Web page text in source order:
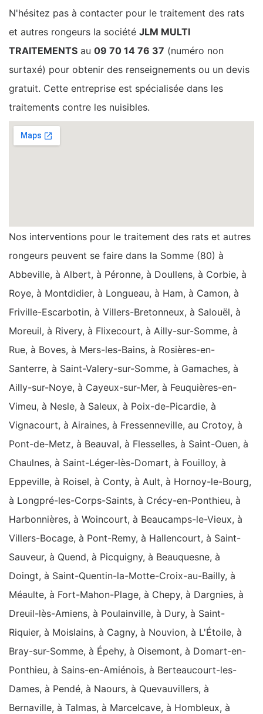
N'hésitez pas à contacter pour le traitement des rats
et autres rongeurs la société JLM MULTI
TRAITEMENTS au 09 70 14 76 37 (numéro non
surtaxé) pour obtenir des renseignements ou un devis
gratuit. Cette entreprise est spécialisée dans les
traitements contre les nuisibles.
Nos interventions pour le traitement des rats et autres
rongeurs peuvent se faire dans la Somme (80) à
Abbeville, à Albert, à Péronne, à Doullens, à Corbie, à
Roye, à Montdidier, à Longueau, à Ham, à Camon, à
Friville-Escarbotin, à Villers-Bretonneux, à Salouël, à
Moreuil, à Rivery, à Flixecourt, à Ailly-sur-Somme, à
Rue, à Boves, à Mers-les-Bains, à Rosières-en-
Santerre, à Saint-Valery-sur-Somme, à Gamaches, à
Ailly-sur-Noye, à Cayeux-sur-Mer, à Feuquières-en-
Vimeu, à Nesle, à Saleux, à Poix-de-Picardie, à
Vignacourt, à Airaines, à Fressenneville, au Crotoy, à
Pont-de-Metz, à Beauval, à Flesselles, à Saint-Ouen, à
Chaulnes, à Saint-Léger-lès-Domart, à Fouilloy, à
Eppeville, à Roisel, à Conty, à Ault, à Hornoy-le-Bourg,
à Longpré-les-Corps-Saints, à Crécy-en-Ponthieu, à
Harbonnières, à Woincourt, à Beaucamps-le-Vieux, à
Villers-Bocage, à Pont-Remy, à Hallencourt, à Saint-
Sauveur, à Quend, à Picquigny, à Beauquesne, à
Doingt, à Saint-Quentin-la-Motte-Croix-au-Bailly, à
Méaulte, à Fort-Mahon-Plage, à Chepy, à Dargnies, à
Dreuil-lès-Amiens, à Poulainville, à Dury, à Saint-
Riquier, à Moislains, à Cagny, à Nouvion, à L'Étoile, à
Bray-sur-Somme, à Épehy, à Oisemont, à Domart-en-
Ponthieu, à Sains-en-Amiénois, à Berteaucourt-les-
Dames, à Pendé, à Naours, à Quevauvillers, à
Bernaville, à Talmas, à Marcelcave, à Hombleux, à